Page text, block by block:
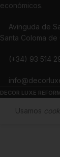
económicos.
Avinguda de
Santa Coloma de
(+34) 93 514
DECOR LUXE
Usamos